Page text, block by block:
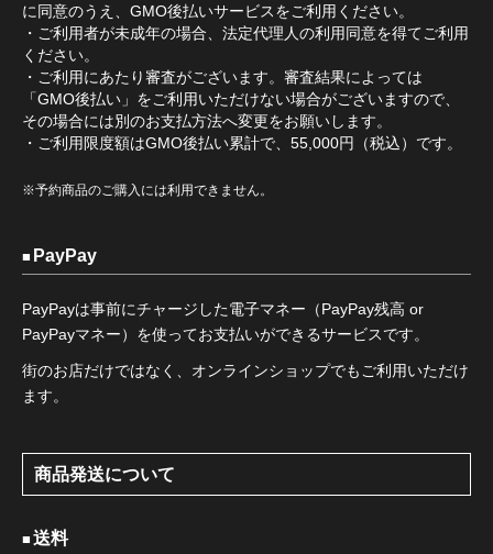
に同意のうえ、GMO後払いサービスをご利用ください。
・ご利用者が未成年の場合、法定代理人の利用同意を得てご利用
ください。
・ご利用にあたり審査がございます。審査結果によっては
「GMO後払い」をご利用いただけない場合がございますので、
その場合には別のお支払方法へ変更をお願いします。
・ご利用限度額はGMO後払い累計で、55,000円（税込）です。
※予約商品のご購入には利用できません。
PayPay
PayPayは事前にチャージした電子マネー（PayPay残高 or
PayPayマネー）を使ってお支払いができるサービスです。
街のお店だけではなく、オンラインショップでもご利用いただけ
ます。
商品発送について
送料